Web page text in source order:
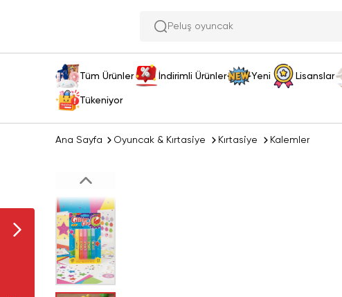
Peluş oyuncak ara
Tüm Ürünler İndirimli Ürünler Yeni Lisanslar
Tükeniyor
Ana Sayfa Oyuncak & Kırtasiye Kırtasiye Kalemler